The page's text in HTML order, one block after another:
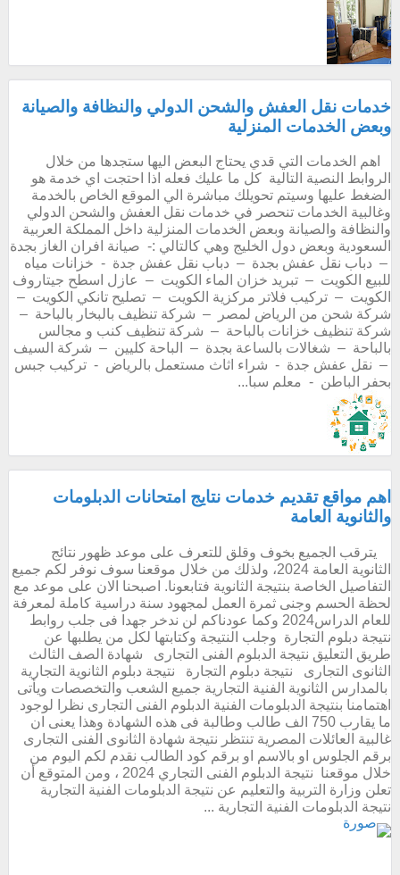
خدمات نقل العفش والشحن الدولي والنظافة والصيانة
وبعض الخدمات المنزلية
اهم الخدمات التي قدي يحتاج البعض اليها ستجدها من خلال
الروابط النصية التالية كل ما عليك فعله اذا احتجت اي خدمة هو
الضغط عليها وسيتم تحويلك مباشرة الي الموقع الخاص بالخدمة
وغالبية الخدمات تنحصر في خدمات نقل العفش والشحن الدولي
والنظافة والصيانة وبعض الخدمات المنزلية داخل المملكة العربية
السعودية وبعض دول الخليج وهي كالتالي :- صيانة افران الغاز بجدة
– دباب نقل عفش بجدة – دباب نقل عفش جدة - خزانات مياه
للبيع الكويت – تبريد خزان الماء الكويت – عازل اسطح جيتاروف
الكويت – تركيب فلاتر مركزية الكويت – تصليح تانكي الكويت –
شركة شحن من الرياض لمصر – شركة تنظيف بالبخار بالباحة –
شركة تنظيف خزانات بالباحة – شركة تنظيف كنب و مجالس
بالباحة – شغالات بالساعة بجدة – الباحة كليين – شركة السيف
– نقل عفش جدة - شراء اثاث مستعمل بالرياض - تركيب جبس
بحفر الباطن - معلم سبا...
اهم مواقع تقديم خدمات نتايج امتحانات الدبلومات
والثانوية العامة
يترقب الجميع بخوف وقلق للتعرف على موعد ظهور نتائج
الثانوية العامة 2024، ولذلك من خلال موقعنا سوف نوفر لكم جميع
التفاصيل الخاصة بنتيجة الثانوية فتابعونا. اصبحنا الان على موعد مع
لحظة الحسم وجنى ثمرة العمل لمجهود سنة دراسية كاملة لمعرفة
للعام الدراس2024 وكما عودناكم لن ندخر جهدا فى جلب روابط
نتيجة دبلوم التجارة وجلب النتيجة وكتابتها لكل من يطلبها عن
طريق التعليق نتيجة الدبلوم الفنى التجارى شهادة الصف الثالث
الثانوى التجارى نتيجة دبلوم التجارة نتيجة دبلوم الثانوية التجارية
بالمدارس الثانوية الفنية التجارية جميع الشعب والتخصصات ويأتى
اهتمامنا بنتيجة الدبلومات الفنية الدبلوم الفنى التجارى نظرا لوجود
ما يقارب 750 الف طالب وطالبة فى هذه الشهادة وهذا يعنى ان
غالبية العائلات المصرية تنتظر نتيجة شهادة الثانوى الفنى التجارى
برقم الجلوس او بالاسم او برقم كود الطالب نقدم لكم اليوم من
خلال موقعنا نتيجة الدبلوم الفنى التجاري 2024 ، ومن المتوقع أن
تعلن وزارة التربية والتعليم عن نتيجة الدبلومات الفنية التجارية
نتيجة الدبلومات الفنية التجارية ...